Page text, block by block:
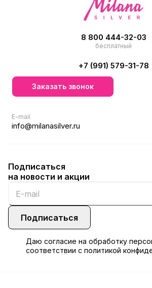
8 800 444-32-03
бесплатный
+7 (991) 579-31-78
Заказать звонок
E-mail
info@milanasilver.ru
Подписаться
на новости и акции
Подписаться
Даю согласие на обработку
соответствии с политикой